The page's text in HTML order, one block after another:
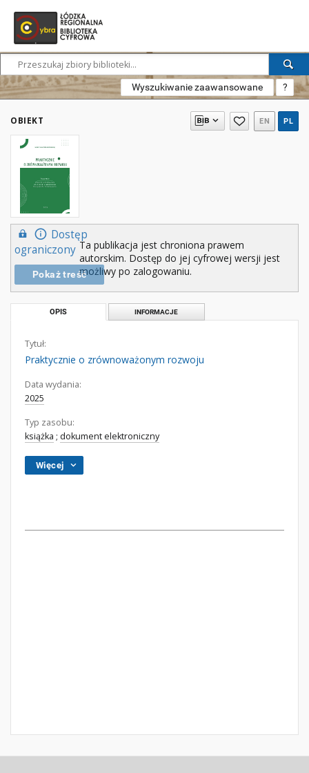
Wyszukiwanie zaawansowane ?
OBIEKT EN PL
Dostęp
ograniczony
Pokaż treść
Ta publikacja jest chroniona prawem
autorskim. Dostęp do jej cyfrowej wersji jest
możliwy po zalogowaniu.
OPIS INFORMACJE
Tytuł:
Praktycznie o zrównoważonym rozwoju
Data wydania:
2025
Typ zasobu:
książka ; dokument elektroniczny
Więcej